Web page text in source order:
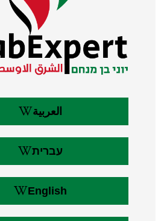
العربية
עברית
English